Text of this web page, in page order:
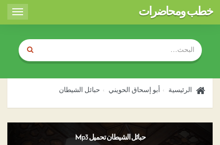
Toggle
خطب ومحاضرات
الرئيسية أبو إسحاق الحويني حبائل الشيطان
حبائل الشيطان تحميل Mp3